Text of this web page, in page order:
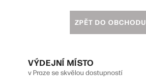
ZPĚT DO OBCHODU
VÝDEJNÍ MÍSTO
v Praze se skvělou dostupností